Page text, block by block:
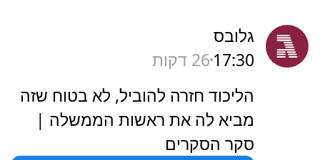
גלובס
17:30 26 דקות
הליכוד חזרה להוביל, לא בטוח שזה
מביא לה את ראשות הממשלה |
סקר הסקרים